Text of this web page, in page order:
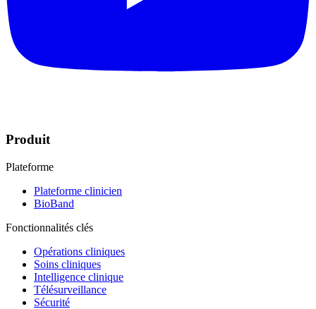
Produit
Plateforme
Plateforme clinicien
BioBand
Fonctionnalités clés
Opérations cliniques
Soins cliniques
Intelligence clinique
Télésurveillance
Sécurité